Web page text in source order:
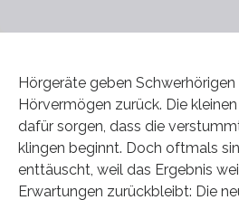
Hörgeräte geben
Hörvermögen zurück. Die
dafür sorgen, dass die
klingen beginnt. Doch oftmals
enttäuscht, weil das Ergebnis
Erwartungen zurückbleibt: Die